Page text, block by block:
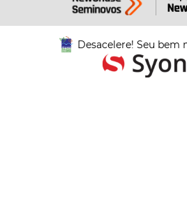
Desacelere! Seu bem